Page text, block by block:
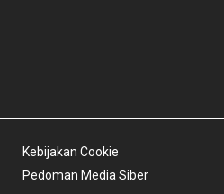
Kebijakan Cookie
Pedoman Media Siber